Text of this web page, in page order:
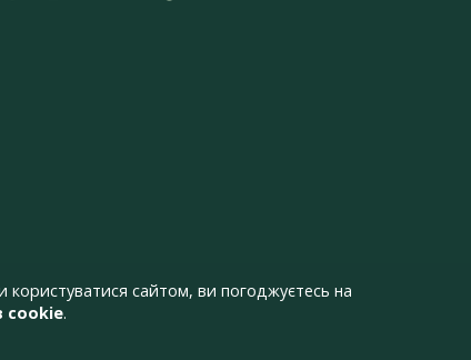
сайтом, ви погоджуєтесь на
cookie.